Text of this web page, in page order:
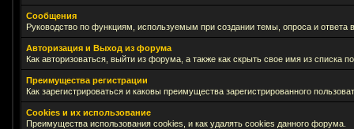
Сообщения
Руководство по функциям, используемым при создании темы, опроса и ответа
Авторизация и Выход из форума
Как авторизоваться, выйти из форума, а также как скрыть свое имя из списка
Преимущества регистрации
Как зарегистрироваться и каковы преимущества зарегистрированного
Cookies и их использование
Преимущества использования cookies, и как удалять cookies данного форума.